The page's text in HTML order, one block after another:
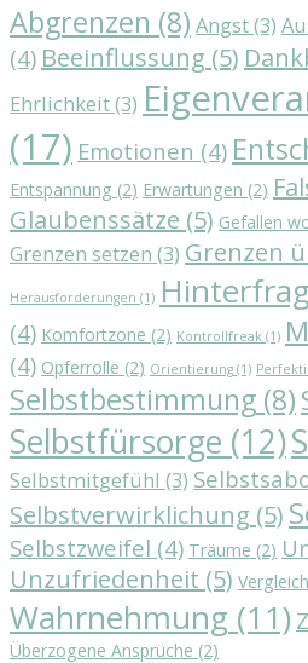
Abgrenzen (8) Angst(3)
(4) Beeinflussung (5)
Ehrlichkeit(3)
(17) Emotionen (4)
Entspannung (2) Erwartungen (2)
Glaubenssätze (5) Gefallen
Grenzen setzen (3) Grenzen
Herausforderungen (1)
(4) Komfortzone (2) Kontrollfreak (1)
(4) Opferrolle (2) Orientierung (1)
Selbstbestimmung (8)
Selbstfürsorge (12)
Selbstmitgefühl (3)
Selbstverwirklichung (5)
Selbstzweifel (4) Träume (2)
Unzufriedenheit (5)
Wahrnehmung (11)
Überzogene Ansprüche (2)